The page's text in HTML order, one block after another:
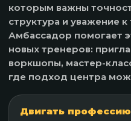
которым важны
структура и уважение к
Амбассадор помогает
новых тренеров:
воркшопы, мастер-
где подход центра
Двигать профессию